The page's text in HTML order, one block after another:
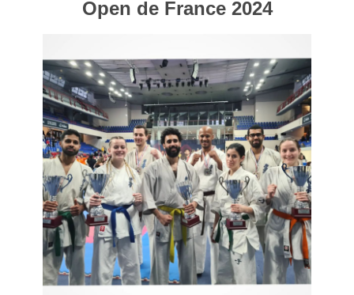
Open de France 2024